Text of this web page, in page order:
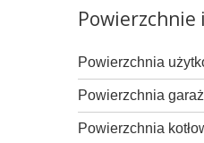
Powierzchnie
Powierzchnia
Powierzchnia
Powierzchnia